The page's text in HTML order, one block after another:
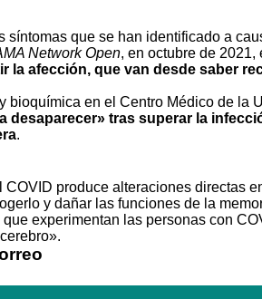
síntomas que se han identificado a
Network Open, en octubre de 2021,
la afección, que van desde saber
bioquímica en el Centro Médico de la
desaparecer» tras superar la
.
produce alteraciones directas
y dañar las funciones de la
experimentan las personas con